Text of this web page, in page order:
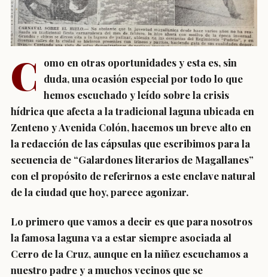
C
omo en otras oportunidades y esta es, sin
duda, una ocasión especial por todo lo que
hemos escuchado y leído sobre la crisis
hídrica que afecta a la tradicional laguna ubicada en
Zenteno y Avenida Colón, hacemos un breve alto en
la redacción de las cápsulas que escribimos para la
secuencia de “Galardones literarios de Magallanes”
con el propósito de referirnos a este enclave natural
de la ciudad que hoy, parece agonizar.
Lo primero que vamos a decir es que para nosotros
la famosa laguna va a estar siempre asociada al
Cerro de la Cruz, aunque en la niñez escuchamos a
nuestro padre y a muchos vecinos que se